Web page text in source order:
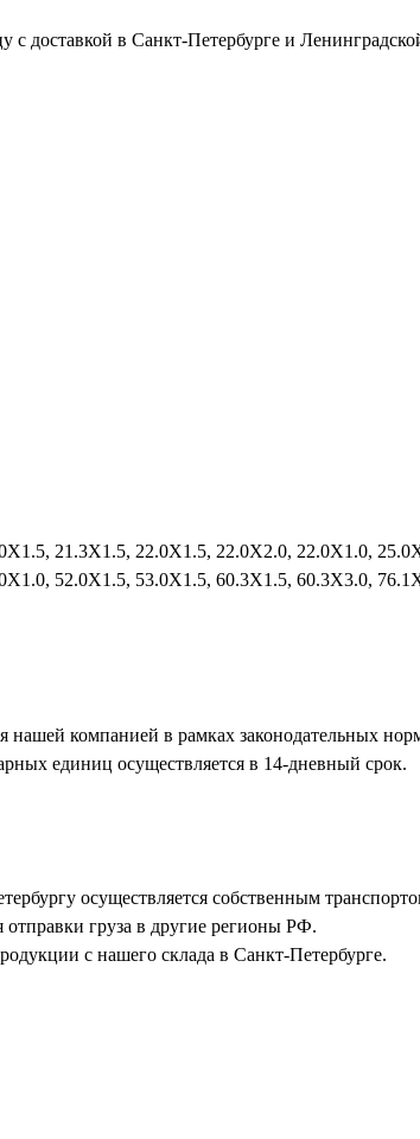
доставкой в Санкт-Петербурге и
21.3X1.5, 22.0X1.5, 22.0X2.0, 22.0Х1.0,
52.0X1.5, 53.0X1.5, 60.3X1.5, 60.3X3.0,
нашей компанией в рамках законодательных
единиц осуществляется в 14-дневный срок.
осуществляется собственным
груза в другие регионы РФ.
с нашего склада в Санкт-Петербурге.